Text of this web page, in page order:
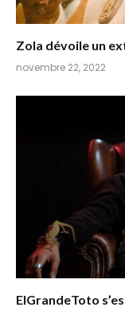
Zola dévoile un
novembre 22, 2022
ElGrandeToto